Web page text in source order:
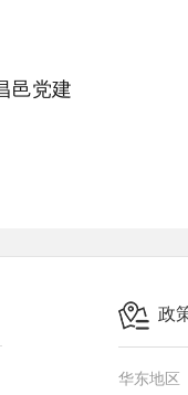
邑党建
政
华东地区